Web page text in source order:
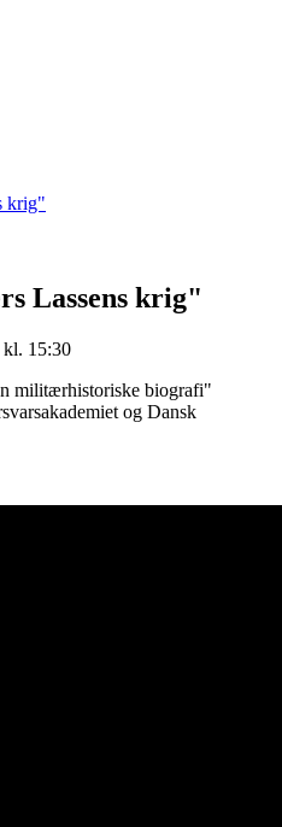
Lassens krig"
kl. 15:30
militærhistoriske biografi"
og Dansk